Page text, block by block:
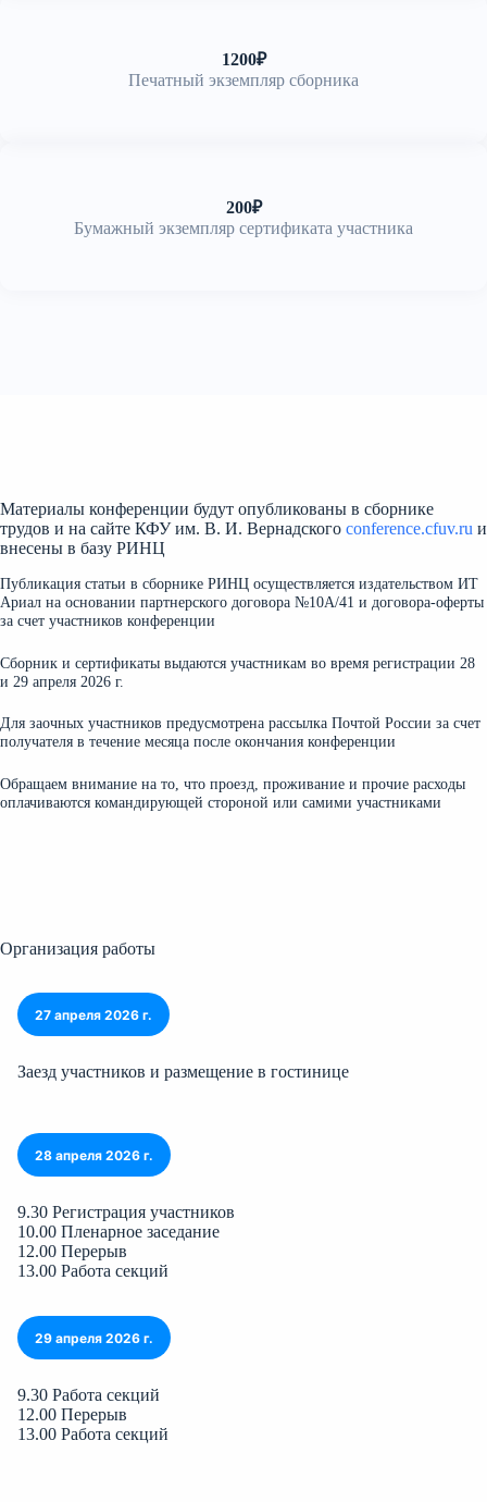
1200₽
Печатный экземпляр сборника
200₽
Бумажный экземпляр сертификата участника
Материалы конференции будут опубликованы в сборнике
трудов и на сайте КФУ им. В. И. Вернадского conference.cfuv.ru и
внесены в базу РИНЦ
Публикация статьи в сборнике РИНЦ осуществляется издательством ИТ
Ариал на основании партнерского договора №10А/41 и договора-оферты
за счет участников конференции
Сборник и сертификаты выдаются участникам во время регистрации 28
и 29 апреля 2026 г.
Для заочных участников предусмотрена рассылка Почтой России за счет
получателя в течение месяца после окончания конференции
Обращаем внимание на то, что проезд, проживание и прочие расходы
оплачиваются командирующей стороной или самими участниками
Организация работы
27 апреля 2026 г.
Заезд участников и размещение в гостинице
28 апреля 2026 г.
9.30 Регистрация участников
10.00 Пленарное заседание
12.00 Перерыв
13.00 Работа секций
29 апреля 2026 г.
9.30 Работа секций
12.00 Перерыв
13.00 Работа секций